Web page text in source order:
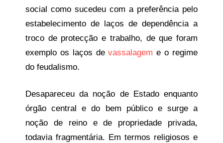
social como sucedeu com a preferência pelo
estabelecimento de laços de dependência a
troco de protecção e trabalho, de que foram
exemplo os laços devassalagem e o regime
do feudalismo.
Desapareceu da noção de Estado enquanto
órgão central e do bem público e surge a
noção de reino e de propriedade privada,
todavia fragmentária. Em termos religiosos e